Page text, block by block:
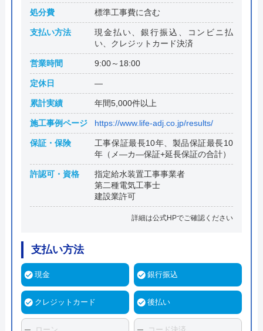
処分費 標準工事費に含む
支払い方法
現金払い、銀行振込、コンビニ払
い、クレジットカード決済
営業時間 9:00～18:00
定休日 ―
累計実績 年間5,000件以上
施工事例ページ https://www.life-adj.co.jp/results/
保証・保険
工事保証最長10年、製品保証最長10
年（メ―カ―保証+延長保証の合計）
許認可・資格
指定給水装置工事事業者
第二種電気工事士
建設業許可
詳細は公式HPでご確認ください
支払い方法
現金 銀行振込
クレジットカード 後払い